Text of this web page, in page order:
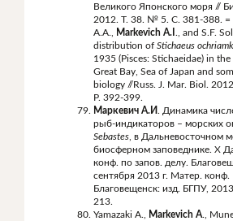
Великого Японского моря //
2012. Т. 38. № 5. С. 381-388. =
A.A., Markevich A.I., and S.F.
distribution ofStichaeus
1935 (Pisces: Stichaeidae) in the
Great Bay, Sea of Japan and
biology //Russ. J. Mar. Biol.
P. 392-399.
Маркевич А.И. Динамика
рыб-индикаторов – морских
Sebastes, в Дальневосточном
биосферном заповеднике. Х
конф. по запов. делу.
сентября 2013 г. Матер. конф.
Благовещенск: изд. БГПУ,
213.
Yamazaki A., Markevich A.,